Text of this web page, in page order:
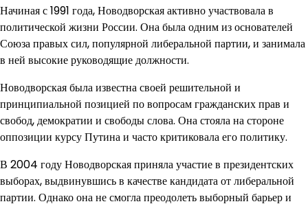
Начиная с 1991 года, Новодворская активно участвовала в
политической жизни России. Она была одним из основателей
Союза правых сил, популярной либеральной партии, и занимала
в ней высокие руководящие должности.
Новодворская была известна своей решительной и
принципиальной позицией по вопросам гражданских прав и
свобод, демократии и свободы слова. Она стояла на стороне
оппозиции курсу Путина и часто критиковала его политику.
В 2004 году Новодворская приняла участие в президентских
выборах, выдвинувшись в качестве кандидата от либеральной
партии. Однако она не смогла преодолеть выборный барьер и